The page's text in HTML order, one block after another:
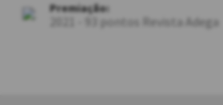
Premiação:
2021 - 93 pontos Revista Adega